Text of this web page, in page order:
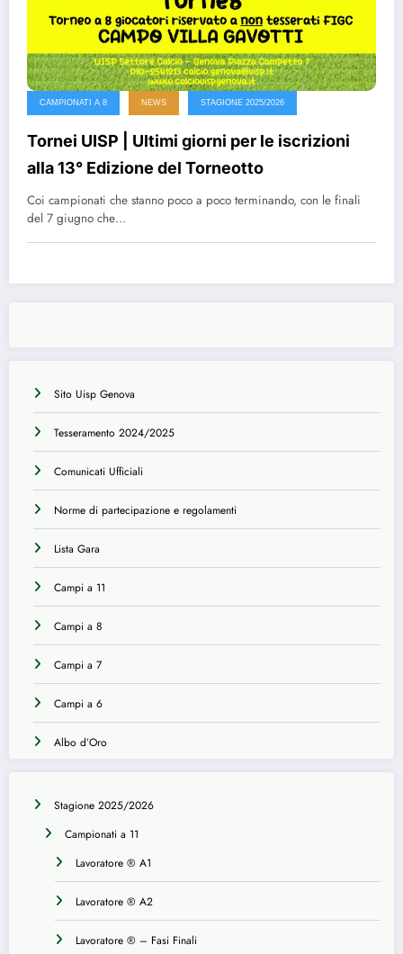
Sito Uisp Genova
Tesseramento 2024/2025
Comunicati Ufficiali
Norme di partecipazione e regolamenti
Lista Gara
Campi a 11
Campi a 8
Campi a 7
Campi a 6
Albo d’Oro
Stagione 2025/2026
Campionati a 11
Lavoratore ® A1
Lavoratore ® A2
Lavoratore ® – Fasi Finali
CAMPIONATI A 8 NEWS STAGIONE 2025/2026
Tornei UISP | Ultimi giorni per le iscrizioni
alla 13° Edizione del Torneotto
Coi campionati che stanno poco a poco terminando, con le finali
del 7 giugno che…